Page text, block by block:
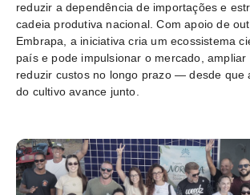
reduzir a dependência de importações e
cadeia produtiva nacional. Com apoio de
Embrapa, a iniciativa cria um ecossistema
país e pode impulsionar o mercado, ampliar
reduzir custos no longo prazo — desde que
do cultivo avance junto.